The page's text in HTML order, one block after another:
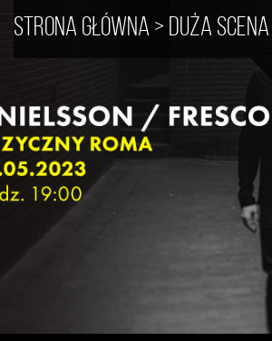
Strona główna > Duża scena
Możdżer / Danielsson / Fresco